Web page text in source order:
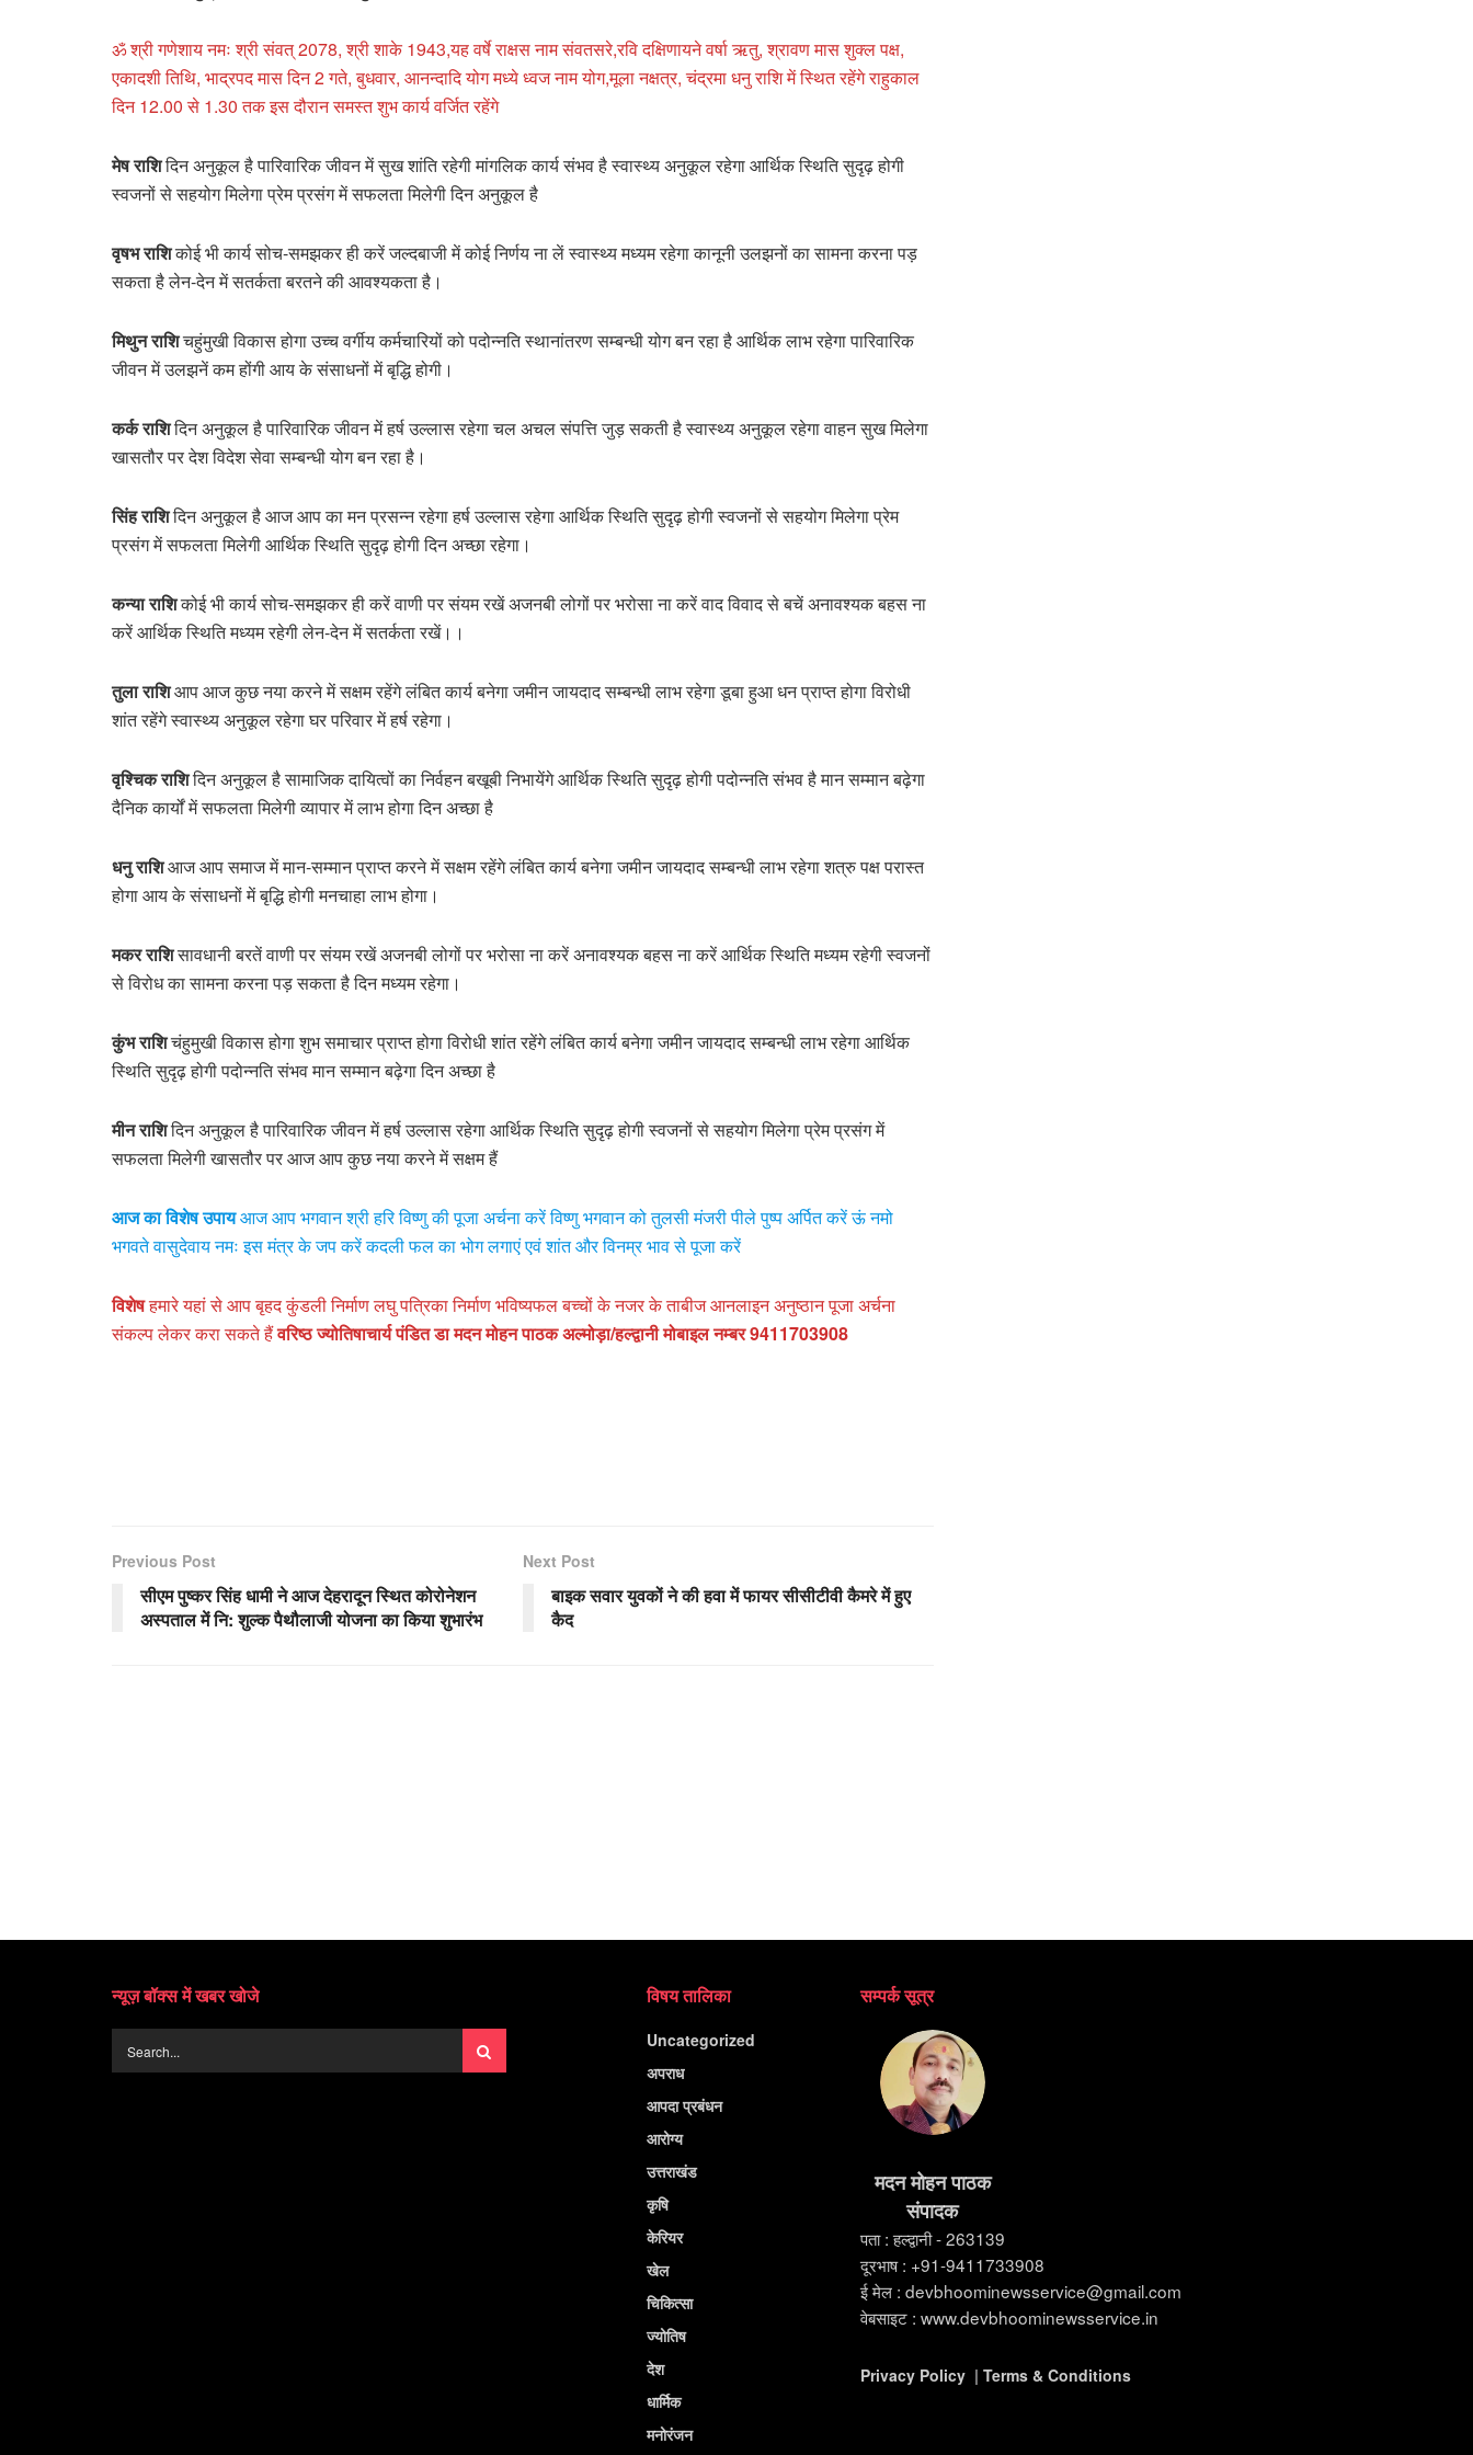
ॐ श्री गणेशाय नमः श्री संवत् 2078, श्री शाके 1943,यह वर्षे राक्षस नाम संवतसरे,रवि दक्षिणायने वर्षा ऋतु, श्रावण मास शुक्ल पक्ष,
एकादशी तिथि, भाद्रपद मास दिन 2 गते, बुधवार, आनन्दादि योग मध्ये ध्वज नाम योग,मूला नक्षत्र, चंद्रमा धनु राशि में स्थित रहेंगे राहुकाल
दिन 12.00 से 1.30 तक इस दौरान समस्त शुभ कार्य वर्जित रहेंगे
मेष राशिदिन अनुकूल है पारिवारिक जीवन में सुख शांति रहेगी मांगलिक कार्य संभव है स्वास्थ्य अनुकूल रहेगा आर्थिक स्थिति सुदृढ़ होगी
स्वजनों से सहयोग मिलेगा प्रेम प्रसंग में सफलता मिलेगी दिन अनुकूल है
वृषभ राशिकोई भी कार्य सोच-समझकर ही करें जल्दबाजी में कोई निर्णय ना लें स्वास्थ्य मध्यम रहेगा कानूनी उलझनों का सामना करना पड़
सकता है लेन-देन में सतर्कता बरतने की आवश्यकता है।
मिथुन राशिचहुंमुखी विकास होगा उच्च वर्गीय कर्मचारियों को पदोन्नति स्थानांतरण सम्बन्धी योग बन रहा है आर्थिक लाभ रहेगा पारिवारिक
जीवन में उलझनें कम होंगी आय के संसाधनों में बृद्धि होगी।
कर्क राशिदिन अनुकूल है पारिवारिक जीवन में हर्ष उल्लास रहेगा चल अचल संपत्ति जुड़ सकती है स्वास्थ्य अनुकूल रहेगा वाहन सुख मिलेगा
खासतौर पर देश विदेश सेवा सम्बन्धी योग बन रहा है।
सिंह राशिदिन अनुकूल है आज आप का मन प्रसन्न रहेगा हर्ष उल्लास रहेगा आर्थिक स्थिति सुदृढ़ होगी स्वजनों से सहयोग मिलेगा प्रेम
प्रसंग में सफलता मिलेगी आर्थिक स्थिति सुदृढ़ होगी दिन अच्छा रहेगा।
कन्या राशिकोई भी कार्य सोच-समझकर ही करें वाणी पर संयम रखें अजनबी लोगों पर भरोसा ना करें वाद विवाद से बचें अनावश्यक बहस ना
करें आर्थिक स्थिति मध्यम रहेगी लेन-देन में सतर्कता रखें।।
तुला राशिआप आज कुछ नया करने में सक्षम रहेंगे लंबित कार्य बनेगा जमीन जायदाद सम्बन्धी लाभ रहेगा डूबा हुआ धन प्राप्त होगा विरोधी
शांत रहेंगे स्वास्थ्य अनुकूल रहेगा घर परिवार में हर्ष रहेगा।
वृश्चिक राशिदिन अनुकूल है सामाजिक दायित्वों का निर्वहन बखूबी निभायेंगे आर्थिक स्थिति सुदृढ़ होगी पदोन्नति संभव है मान सम्मान बढ़ेगा
दैनिक कार्यों में सफलता मिलेगी व्यापार में लाभ होगा दिन अच्छा है
धनु राशिआज आप समाज में मान-सम्मान प्राप्त करने में सक्षम रहेंगे लंबित कार्य बनेगा जमीन जायदाद सम्बन्धी लाभ रहेगा शत्रु पक्ष परास्त
होगा आय के संसाधनों में बृद्धि होगी मनचाहा लाभ होगा।
मकर राशिसावधानी बरतें वाणी पर संयम रखें अजनबी लोगों पर भरोसा ना करें अनावश्यक बहस ना करें आर्थिक स्थिति मध्यम रहेगी स्वजनों
से विरोध का सामना करना पड़ सकता है दिन मध्यम रहेगा।
कुंभ राशिचंहुमुखी विकास होगा शुभ समाचार प्राप्त होगा विरोधी शांत रहेंगे लंबित कार्य बनेगा जमीन जायदाद सम्बन्धी लाभ रहेगा आर्थिक
स्थिति सुदृढ़ होगी पदोन्नति संभव मान सम्मान बढ़ेगा दिन अच्छा है
मीन राशिदिन अनुकूल है पारिवारिक जीवन में हर्ष उल्लास रहेगा आर्थिक स्थिति सुदृढ़ होगी स्वजनों से सहयोग मिलेगा प्रेम प्रसंग में
सफलता मिलेगी खासतौर पर आज आप कुछ नया करने में सक्षम हैं
आज का विशेष उपायआज आप भगवान श्री हरि विष्णु की पूजा अर्चना करें विष्णु भगवान को तुलसी मंजरी पीले पुष्प अर्पित करें ऊं नमो
भगवते वासुदेवाय नमः इस मंत्र के जप करें कदली फल का भोग लगाएं एवं शांत और विनम्र भाव से पूजा करें
विशेषहमारे यहां से आप बृहद कुंडली निर्माण लघु पत्रिका निर्माण भविष्यफल बच्चों के नजर के ताबीज आनलाइन अनुष्ठान पूजा अर्चना
संकल्प लेकर करा सकते हैंवरिष्ठ ज्योतिषाचार्य पंडित डा मदन मोहन पाठक अल्मोड़ा/हल्द्वानी मोबाइल नम्बर 9411703908
Previous Post
सीएम पुष्कर सिंह धामी ने आज देहरादून स्थित कोरोनेशन
अस्पताल में नि: शुल्क पैथौलाजी योजना का किया शुभारंभ
Next Post
बाइक सवार युवकों ने की हवा में फायर सीसीटीवी कैमरे में हुए
कैद
न्यूज़ बॉक्स में खबर खोजे विषय तालिका
Uncategorized
अपराध
आपदा प्रबंधन
आरोग्य
उत्तराखंड
कृषि
केरियर
खेल
चिकित्सा
ज्योतिष
देश
धार्मिक
मनोरंजन
सम्पर्क सूत्र
मदन मोहन पाठक
संपादक
पता : हल्द्वानी - 263139
दूरभाष : +91-9411733908
ई मेल : devbhoominewsservice@gmail.com
वेबसाइट : www.devbhoominewsservice.in
Privacy Policy| Terms & Conditions